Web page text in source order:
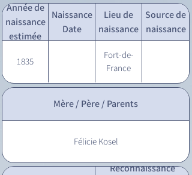
Année de
naissance
estimée
Naissance
Date
Lieu de
naissance
Source de
naissance
1835
Fort-de-
France
Mère / Père / Parents
Félicie Kosel
Reconnaissance